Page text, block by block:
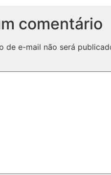
comentário
de e-mail não será